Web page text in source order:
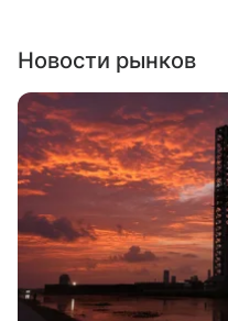
Новости рынков